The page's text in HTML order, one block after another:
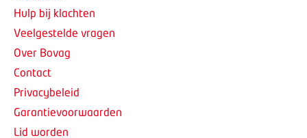
Hulp bij klachten
Veelgestelde vragen
Over Bovag
Contact
Privacybeleid
Garantievoorwaarden
Lid worden